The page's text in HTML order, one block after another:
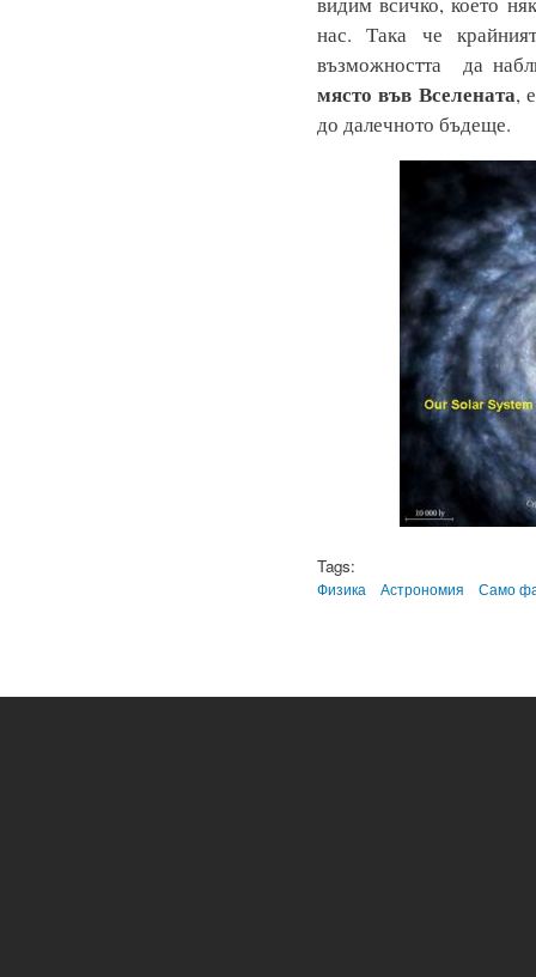
нас. Така че
възможността да
място във Вселената,
до далечното бъдеще.
Tags:
Физика Астрономия Само